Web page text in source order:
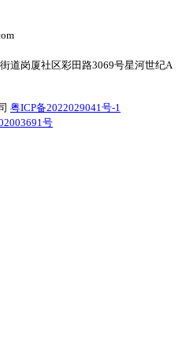
道岗厦社区彩田路3069号星河世纪A
粤ICP备2022029041号-1
号